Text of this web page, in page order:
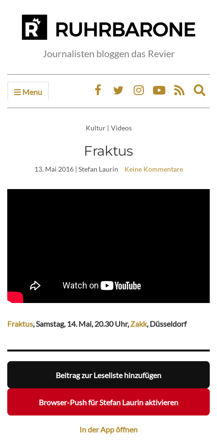
Journalisten bloggen das Revier
Menu
Kultur | Videos
Fraktus
13. Mai 2016| Stefan Laurin Keine Kommentare
Fraktus, Samstag, 14. Mai, 20.30 Uhr,Zakk, Düsseldorf
Beitrag zur Leseliste hinzufügen
Browser-Push für Stefan Laurin aktivieren
In der App öffnen